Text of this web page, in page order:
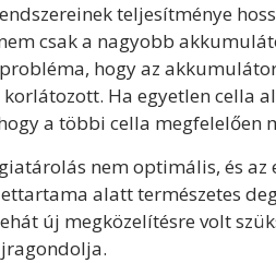
teljesítménye
csak a nagyobb
hogy az
Ha egyetlen cella
a többi cella megfelelően
nem optimális, és
alatt természetes
új megközelítésre volt